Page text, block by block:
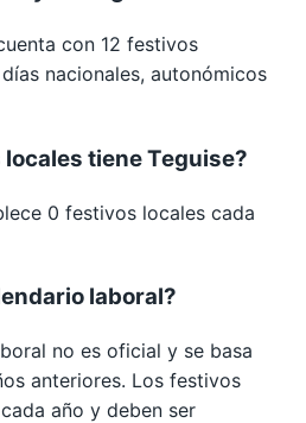
con 12 festivos
nacionales, autonómicos
tiene Teguise?
0 festivos locales cada
laboral?
no es oficial y se basa
anteriores. Los festivos
año y deben ser